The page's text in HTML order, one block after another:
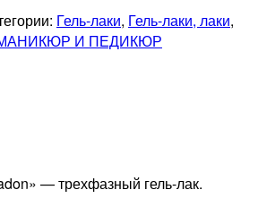
Гель-лаки, Гель-лаки, лаки,
И ПЕДИКЮР
— трехфазный гель-лак.